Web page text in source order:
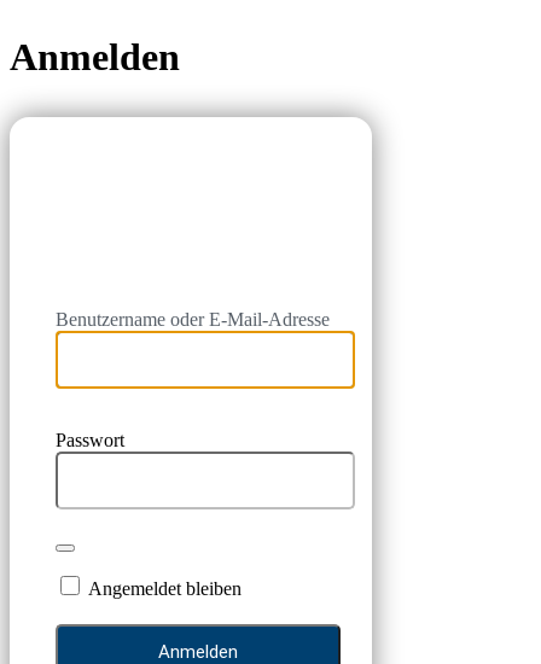
Anmelden
Benutzername oder E-Mail-Adresse
Passwort
Angemeldet bleiben